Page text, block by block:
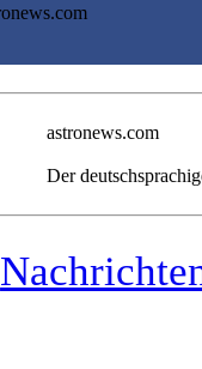
astronews.com
Der